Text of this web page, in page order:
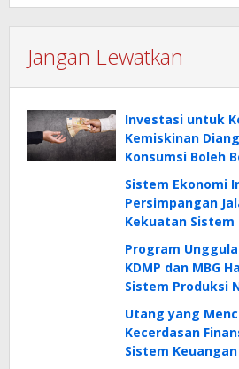
Jangan Lewatkan
Investasi untuk
Kemiskinan
Konsumsi Boleh
Tanda Tidak
Sistem Ekonomi
Persimpangan
Kekuatan
Menghabiskan
Program
KDMP dan MBG
Sistem Produksi
Sekadar Proyek
Utang yang
Kecerdasan
Sistem